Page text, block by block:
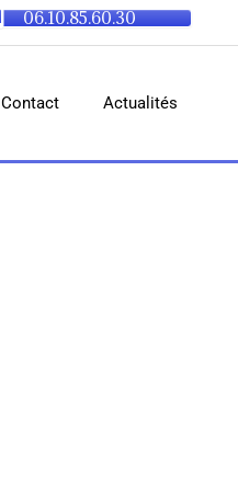
06.10.85.60.30
Contact Actualités